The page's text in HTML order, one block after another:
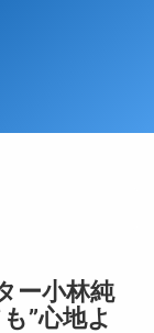
ー小林純
”心地よ